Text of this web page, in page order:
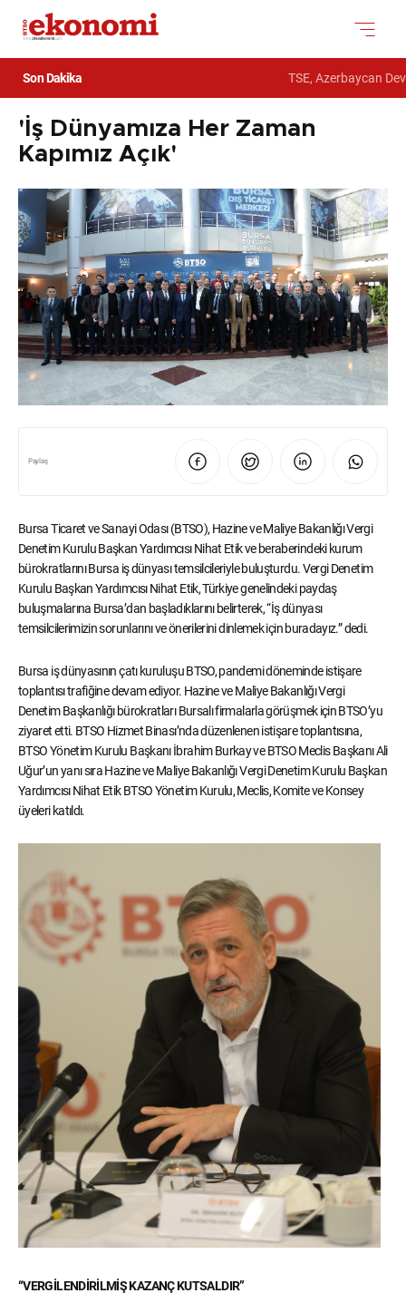
Son Dakika TSE, Azerbaycan
'İş Dünyamıza Her Zaman
Kapımız Açık'
Paylaş
Bursa Ticaret ve Sanayi Odası (BTSO), Hazine ve Maliye Bakanlığı Vergi
Denetim Kurulu Başkan Yardımcısı Nihat Etik ve beraberindeki kurum
bürokratlarını Bursa iş dünyası temsilcileriyle buluşturdu. Vergi Denetim
Kurulu Başkan Yardımcısı Nihat Etik, Türkiye genelindeki paydaş
buluşmalarına Bursa’dan başladıklarını belirterek, “İş dünyası
temsilcilerimizin sorunlarını ve önerilerini dinlemek için buradayız.” dedi.
Bursa iş dünyasının çatı kuruluşu BTSO, pandemi döneminde istişare
toplantısı trafiğine devam ediyor. Hazine ve Maliye Bakanlığı Vergi
Denetim Başkanlığı bürokratları Bursalı firmalarla görüşmek için BTSO’yu
ziyaret etti. BTSO Hizmet Binası’nda düzenlenen istişare toplantısına,
BTSO Yönetim Kurulu Başkanı İbrahim Burkay ve BTSO Meclis Başkanı Ali
Uğur’un yanı sıra Hazine ve Maliye Bakanlığı Vergi Denetim Kurulu Başkan
Yardımcısı Nihat Etik BTSO Yönetim Kurulu, Meclis, Komite ve Konsey
üyeleri katıldı.
“VERGİLENDİRİLMİŞ KAZANÇ KUTSALDIR”